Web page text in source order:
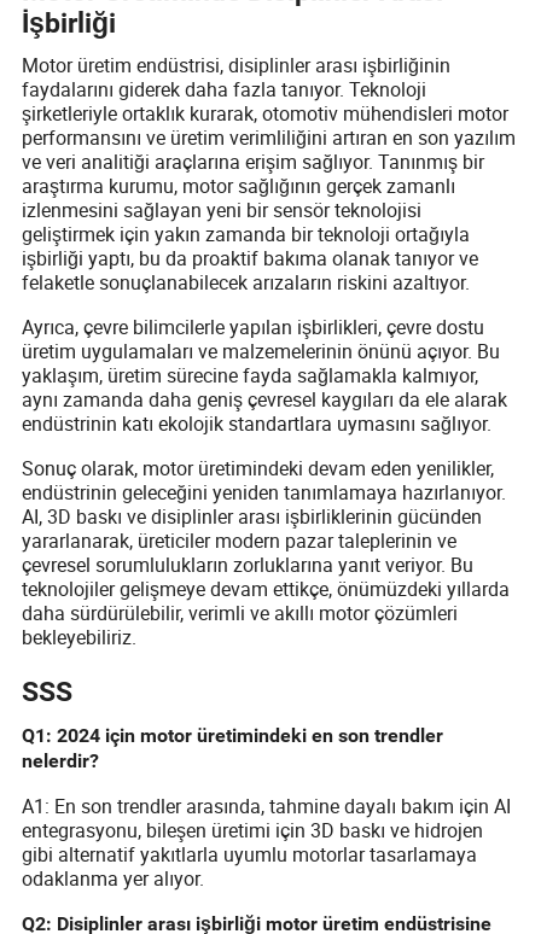
İşbirliği
Motor üretim endüstrisi, disiplinler arası işbirliğinin
faydalarını giderek daha fazla tanıyor. Teknoloji
şirketleriyle ortaklık kurarak, otomotiv mühendisleri motor
performansını ve üretim verimliliğini artıran en son yazılım
ve veri analitiği araçlarına erişim sağlıyor. Tanınmış bir
araştırma kurumu, motor sağlığının gerçek zamanlı
izlenmesini sağlayan yeni bir sensör teknolojisi
geliştirmek için yakın zamanda bir teknoloji ortağıyla
işbirliği yaptı, bu da proaktif bakıma olanak tanıyor ve
felaketle sonuçlanabilecek arızaların riskini azaltıyor.
Ayrıca, çevre bilimcilerle yapılan işbirlikleri, çevre dostu
üretim uygulamaları ve malzemelerinin önünü açıyor. Bu
yaklaşım, üretim sürecine fayda sağlamakla kalmıyor,
aynı zamanda daha geniş çevresel kaygıları da ele alarak
endüstrinin katı ekolojik standartlara uymasını sağlıyor.
Sonuç olarak, motor üretimindeki devam eden yenilikler,
endüstrinin geleceğini yeniden tanımlamaya hazırlanıyor.
AI, 3D baskı ve disiplinler arası işbirliklerinin gücünden
yararlanarak, üreticiler modern pazar taleplerinin ve
çevresel sorumlulukların zorluklarına yanıt veriyor. Bu
teknolojiler gelişmeye devam ettikçe, önümüzdeki yıllarda
daha sürdürülebilir, verimli ve akıllı motor çözümleri
bekleyebiliriz.
SSS
Q1: 2024 için motor üretimindeki en son trendler
nelerdir?
A1: En son trendler arasında, tahmine dayalı bakım için AI
entegrasyonu, bileşen üretimi için 3D baskı ve hidrojen
gibi alternatif yakıtlarla uyumlu motorlar tasarlamaya
odaklanma yer alıyor.
Q2: Disiplinler arası işbirliği motor üretim endüstrisine